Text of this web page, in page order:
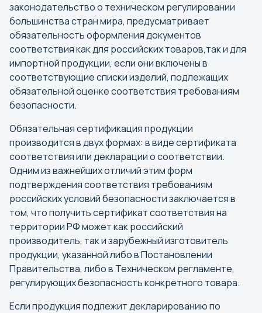
законодательство о техническом регулировании
большинства стран мира, предусматривает
обязательность оформления документов
соответствия как для российских товаров,так и для
импортной продукции, если они включены в
соответствующие списки изделий, подлежащих
обязательной оценке соответствия требованиям
безопасности.
Обязательная сертификация продукции
производится в двух формах: в виде сертификата
соответствия или декларации о соответствии.
Одним из важнейших отличий этим форм
подтверждения соответствия требованиям
российских условий безопасности заключается в
том, что получить сертификат соответствия на
территории РФ может как российский
производитель, так и зарубежный изготовитель
продукции, указанной либо в Постановлении
Правительства, либо в Техническом регламенте,
регулирующих безопасность конкретного товара.
Если продукция подлежит декларированию по